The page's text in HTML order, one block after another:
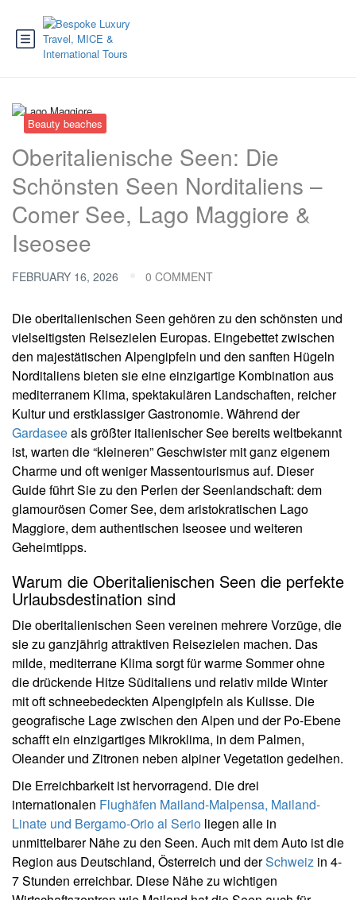
Beauty beaches
Oberitalienische Seen: Die
Schönsten Seen Norditaliens –
Comer See, Lago Maggiore &
Iseosee
FEBRUARY 16, 2026 0 COMMENT
Die oberitalienischen Seen gehören zu den schönsten und
vielseitigsten Reisezielen Europas. Eingebettet zwischen
den majestätischen Alpengipfeln und den sanften Hügeln
Norditaliens bieten sie eine einzigartige Kombination aus
mediterranem Klima, spektakulären Landschaften, reicher
Kultur und erstklassiger Gastronomie. Während der
Gardaseeals größter italienischer See bereits weltbekannt
ist, warten die “kleineren” Geschwister mit ganz eigenem
Charme und oft weniger Massentourismus auf. Dieser
Guide führt Sie zu den Perlen der Seenlandschaft: dem
glamourösen Comer See, dem aristokratischen Lago
Maggiore, dem authentischen Iseosee und weiteren
Geheimtipps.
Warum die Oberitalienischen Seen die perfekte
Urlaubsdestination sind
Die oberitalienischen Seen vereinen mehrere Vorzüge, die
sie zu ganzjährig attraktiven Reisezielen machen. Das
milde, mediterrane Klima sorgt für warme Sommer ohne
die drückende Hitze Süditaliens und relativ milde Winter
mit oft schneebedeckten Alpengipfeln als Kulisse. Die
geografische Lage zwischen den Alpen und der Po-Ebene
schafft ein einzigartiges Mikroklima, in dem Palmen,
Oleander und Zitronen neben alpiner Vegetation gedeihen.
Die Erreichbarkeit ist hervorragend. Die drei
internationalen Flughäfen Mailand-Malpensa, Mailand-
Linate und Bergamo-Orio al Serio liegen alle in
unmittelbarer Nähe zu den Seen. Auch mit dem Auto ist die
Region aus Deutschland, Österreich und derSchweiz in 4-
7 Stunden erreichbar. Diese Nähe zu wichtigen